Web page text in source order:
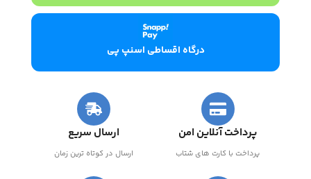
درگاه اقساطی اسنپ پی
پرداخت آنلاین امن
پرداخت با کارت های شتاب
ارسال سریع
ارسال در کوتاه ترین زمان